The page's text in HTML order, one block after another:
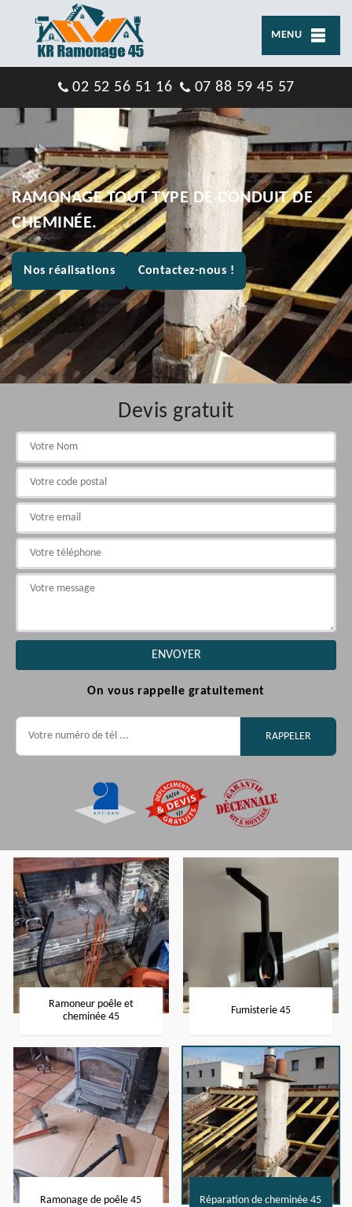
MENU
02 52 56 51 16 07 88 59 45 57
RAMONAGE TOUT TYPE DE CONDUIT DE
CHEMINÉE.
Nos réalisations Contactez-nous !
Devis gratuit
On vous rappelle gratuitement
Ramoneur poêle et
cheminée 45
Fumisterie 45
Ramonage de poêle 45 Réparation de cheminée 45